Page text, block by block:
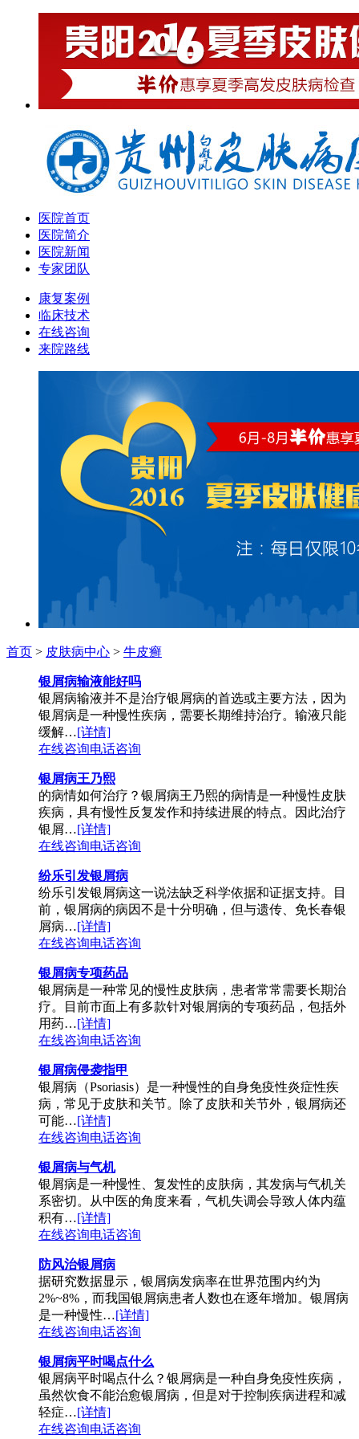
医院首页
医院简介
医院新闻
专家团队
康复案例
临床技术
在线咨询
来院路线
首页 > 皮肤病中心 > 牛皮癣
银屑病输液能好吗
银屑病输液并不是治疗银屑病的首选或主要方法，因为
银屑病是一种慢性疾病，需要长期维持治疗。输液只能
缓解…[详情]
在线咨询电话咨询
银屑病王乃熙
的病情如何治疗？银屑病王乃熙的病情是一种慢性皮肤
疾病，具有慢性反复发作和持续进展的特点。因此治疗
银屑…[详情]
在线咨询电话咨询
纷乐引发银屑病
纷乐引发银屑病这一说法缺乏科学依据和证据支持。目
前，银屑病的病因不是十分明确，但与遗传、免长春银
屑病…[详情]
在线咨询电话咨询
银屑病专项药品
银屑病是一种常见的慢性皮肤病，患者常常需要长期治
疗。目前市面上有多款针对银屑病的专项药品，包括外
用药…[详情]
在线咨询电话咨询
银屑病侵袭指甲
银屑病（Psoriasis）是一种慢性的自身免疫性炎症性疾
病，常见于皮肤和关节。除了皮肤和关节外，银屑病还
可能…[详情]
在线咨询电话咨询
银屑病与气机
银屑病是一种慢性、复发性的皮肤病，其发病与气机关
系密切。从中医的角度来看，气机失调会导致人体内蕴
积有…[详情]
在线咨询电话咨询
防风治银屑病
据研究数据显示，银屑病发病率在世界范围内约为
2%~8%，而我国银屑病患者人数也在逐年增加。银屑病
是一种慢性…[详情]
在线咨询电话咨询
银屑病平时喝点什么
银屑病平时喝点什么？银屑病是一种自身免疫性疾病，
虽然饮食不能治愈银屑病，但是对于控制疾病进程和减
轻症…[详情]
在线咨询电话咨询